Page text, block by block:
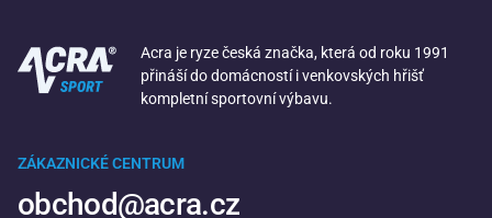
Acra je ryze česká značka, která od roku 1991
přináší do domácností i venkovských hřišť
kompletní sportovní výbavu.
ZÁKAZNICKÉ CENTRUM
obchod@acra.cz